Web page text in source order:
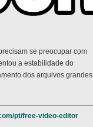
se preocupar com
a estabilidade do
dos arquivos grandes.
pt/free-video-editor